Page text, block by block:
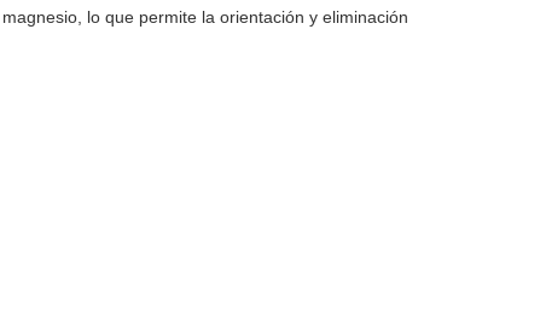
lo que permite la orientación y eliminación